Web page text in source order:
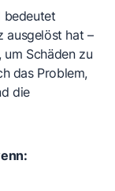
bedeutet
ausgelöst hat –
Schäden zu
das Problem,
die